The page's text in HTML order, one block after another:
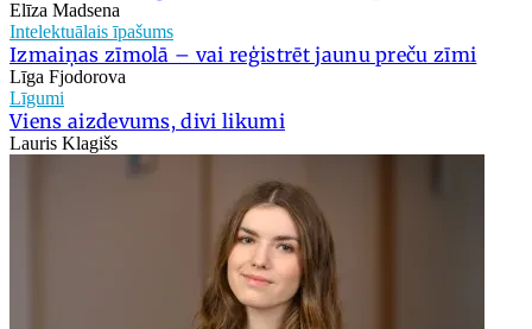
Elīza Madsena
Intelektuālais īpašums
Izmaiņas zīmolā – vai reģistrēt jaunu preču zīmi
Līga Fjodorova
Līgumi
Viens aizdevums, divi likumi
Lauris Klagišs